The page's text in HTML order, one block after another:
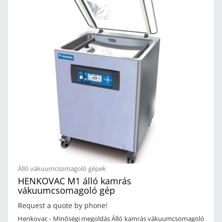
kamrásAnyaga rozsdamentes acélDigitális kijelzőOlajcsere
kijelzés10 program lehetőségHegesztőszál hossza: 620
mmKamra belső mérete: 620 x 520 mmHolland
gyártmányTeljesítmény: 400 V, 63 m³/h, (külön kérése nagyobb
kapacitású vákuum szivattyúval is rendelhető)BUSCH
vákuumszivattyúvalMérete: 1440 x 920 x 1210 mmSúly: 425 Kg
Álló vákuumcsomagoló gépek
HENKOVAC M1 álló kamrás
vákuumcsomagoló gép
Request a quote by phone!
Henkovac - Minőségi megoldás Álló kamrás vákuumcsomagoló